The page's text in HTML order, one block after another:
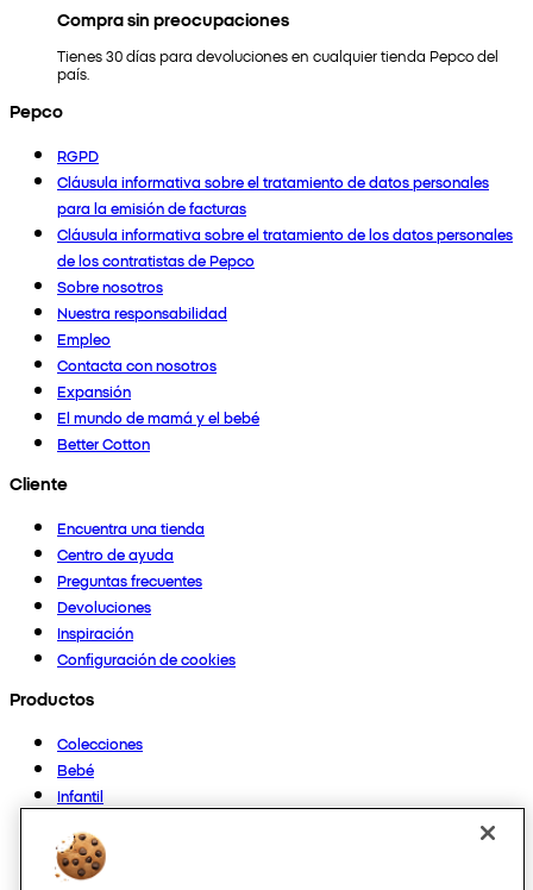
Compra sin preocupaciones
Tienes 30 días para devoluciones en cualquier tienda Pepco del
país.
Pepco
RGPD
Cláusula informativa sobre el tratamiento de datos personales
para la emisión de facturas
Cláusula informativa sobre el tratamiento de los datos personales
de los contratistas de Pepco
Sobre nosotros
Nuestra responsabilidad
Empleo
Contacta con nosotros
Expansión
El mundo de mamá y el bebé
Better Cotton
Cliente
Encuentra una tienda
Centro de ayuda
Preguntas frecuentes
Devoluciones
Inspiración
Configuración de cookies
Productos
Colecciones
Bebé
Infantil
Mujer
Hombre